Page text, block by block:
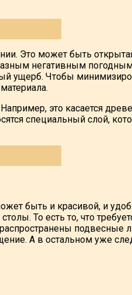
Это может быть
негативным
ущерб. Чтобы
это касается
специальный слой,
быть и красивой, и
То есть то, что
подвесные
А в остальном уже